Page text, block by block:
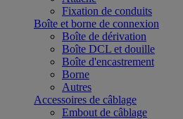
Fixation de conduits
Boîte et borne de connexion
Boîte de dérivation
Boîte DCL et douille
Boîte d'encastrement
Borne
Autres
Accessoires de câblage
Embout de câblage